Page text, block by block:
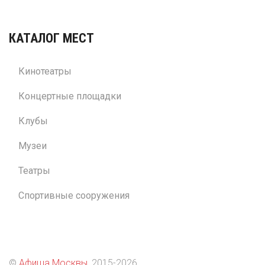
КАТАЛОГ МЕСТ
Кинотеатры
Концертные площадки
Клубы
Музеи
Театры
Спортивные сооружения